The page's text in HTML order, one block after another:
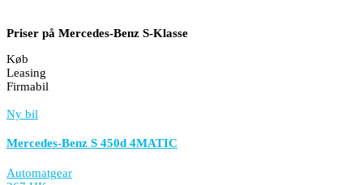
Priser på Mercedes-Benz S-Klasse
Køb
Leasing
Firmabil
Ny bil
Mercedes-Benz S 450d 4MATIC
Automatgear